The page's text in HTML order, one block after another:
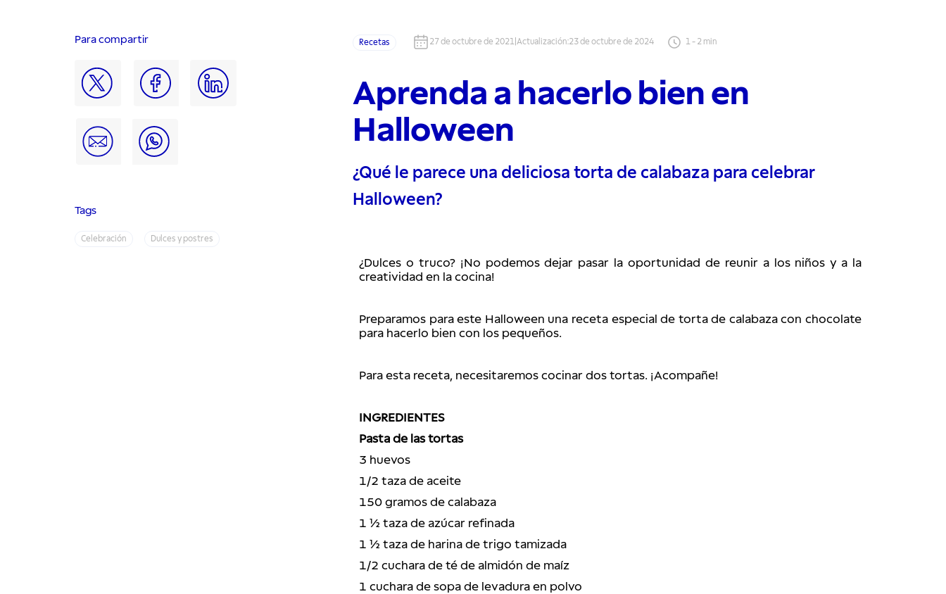
Para compartir
Tags
Celebración Dulces y postres
Recetas 27 de octubre de 2021 Actualización:23 de octubre de 2024 1- 2 min
Aprenda a hacerlo bien en
Halloween
¿Qué le parece una deliciosa torta de calabaza para celebrar
Halloween?
¿Dulces o truco? ¡No podemos dejar pasar la oportunidad de reunir a los niños y a la
creatividad en la cocina!
Preparamos para este Halloween una receta especial de torta de calabaza con chocolate
para hacerlo bien con los pequeños.
Para esta receta, necesitaremos cocinar dos tortas. ¡Acompañe!
INGREDIENTES
Pasta de las tortas
3 huevos
1/2 taza de aceite
150 gramos de calabaza
1 ½ taza de azúcar refinada
1 ½ taza de harina de trigo tamizada
1/2 cuchara de té de almidón de maíz
1 cuchara de sopa de levadura en polvo